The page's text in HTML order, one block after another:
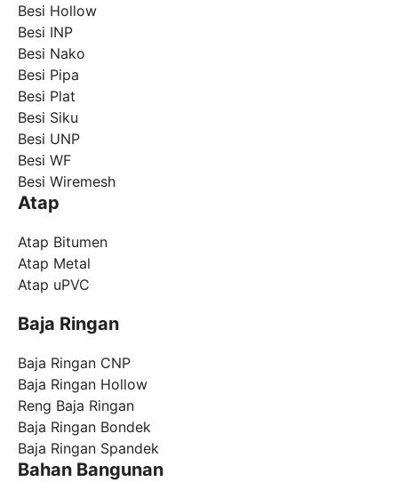
Besi Hollow
Besi INP
Besi Nako
Besi Pipa
Besi Plat
Besi Siku
Besi UNP
Besi WF
Besi Wiremesh
Atap
Atap Bitumen
Atap Metal
Atap uPVC
Baja Ringan
Baja Ringan CNP
Baja Ringan Hollow
Reng Baja Ringan
Baja Ringan Bondek
Baja Ringan Spandek
Bahan Bangunan